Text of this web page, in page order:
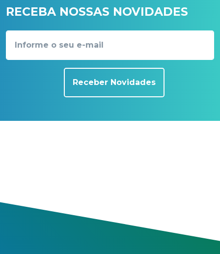
RECEBA NOSSAS NOVIDADES
Receber Novidades